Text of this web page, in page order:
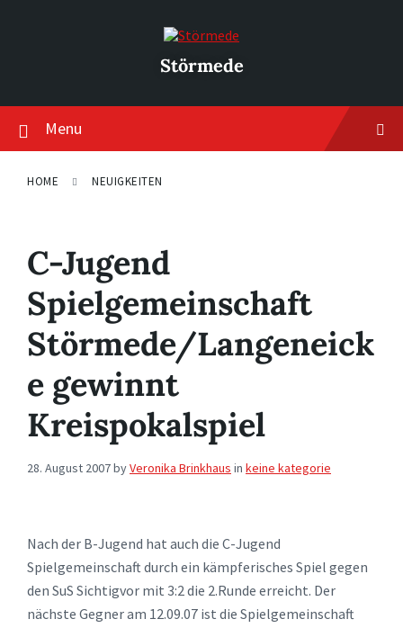
Störmede
Menu
HOME NEUIGKEITEN
C-Jugend
Spielgemeinschaft
Störmede/Langeneick
e gewinnt
Kreispokalspiel
28. August 2007byVeronika Brinkhaus in keine kategorie
Nach der B-Jugend hat auch die C-Jugend
Spielgemeinschaft durch ein kämpferisches Spiel gegen
den SuS Sichtigvor mit 3:2 die 2.Runde erreicht. Der
nächste Gegner am 12.09.07 ist die Spielgemeinschaft